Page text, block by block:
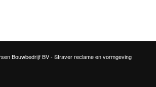
Bouwbedrijf BV- Straver reclame en vormgeving